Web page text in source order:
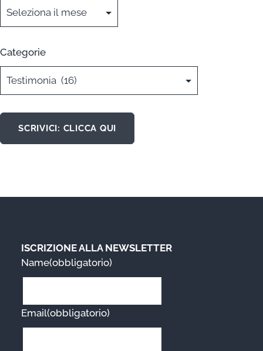
Categorie
SCRIVICI: CLICCA QUI
ISCRIZIONE ALLA NEWSLETTER
Name(obbligatorio)
Email(obbligatorio)